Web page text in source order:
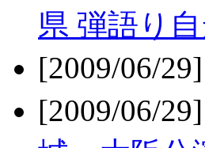
県 弾語り
[2009/06/
[2009/06/